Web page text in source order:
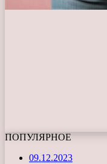
ПОПУЛЯРНОЕ
09.12.2023